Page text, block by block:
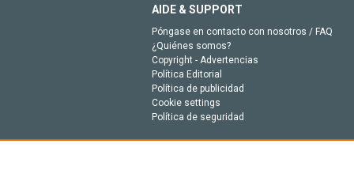
AIDE & SUPPORT
Póngase en contacto con nosotros / FAQ
¿Quiénes somos?
Copyright - Advertencias
Política Editorial
Política de publicidad
Cookie settings
Política de seguridad